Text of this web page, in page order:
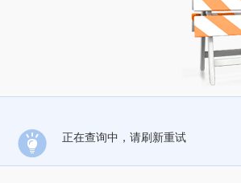
正在查询中，请刷新重试